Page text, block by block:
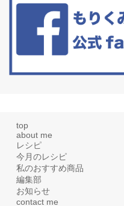
といった更年期症状はまだ...
top
about me
レシピ
今月のレシピ
私のおすすめ商品
編集部
お知らせ
contact me